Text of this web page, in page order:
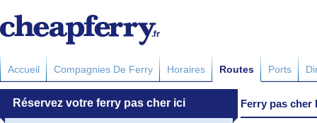
Accueil Compagnies De Ferry Horaires Routes Ports
Ferry pas cher